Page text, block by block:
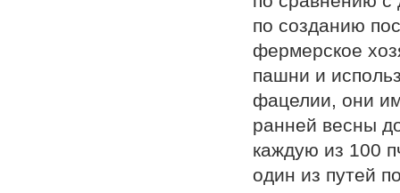
по созданию
фермерское
пашни и
фацелии, они
ранней весны
каждую из 100
один из путей